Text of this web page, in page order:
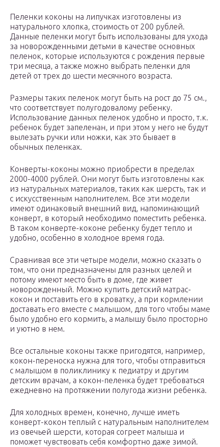
Пеленки коконы на липучках изготовлены из
натурального хлопка, стоимость от 200 рублей.
Данные пеленки могут быть использованы для ухода
за новорожденными детьми в качестве основных
пеленок, которые используются с рождения первые
три месяца, а также можно выбрать пеленки для
детей от трех до шести месячного возраста.
Размеры таких пеленок могут быть на рост до 75 см.,
что соответствует полугодовалому ребенку.
Использование данных пеленок удобно и просто, т.к.
ребенок будет запеленан, и при этом у него не будут
вылезать ручки или ножки, как это бывает в
обычных пеленках.
Конверты-коконы можно приобрести в пределах
2000-4000 рублей. Они могут быть изготовлены как
из натуральных материалов, таких как шерсть, так и
с искусственным наполнителем. Все эти модели
имеют одинаковый внешний вид, напоминающий
конверт, в который необходимо поместить ребенка.
В таком конверте-коконе ребенку будет тепло и
удобно, особенно в холодное время года.
Сравнивая все эти четыре модели, можно сказать о
том, что они предназначены для разных целей и
потому имеют место быть в доме, где живет
новорожденный. Можно купить детский матрас-
кокон и поставить его в кроватку, а при кормлении
доставать его вместе с малышом, для того чтобы маме
было удобно его кормить, а малышу было просторно
и уютно в нем.
Все остальные коконы также пригодятся, например,
кокон-переноска нужна для того, чтобы отправиться
с малышом в поликлинику к педиатру и другим
детским врачам, а кокон-пеленка будет требоваться
ежедневно на протяжении полугода жизни ребенка.
Для холодных времен, конечно, лучше иметь
конверт-кокон теплый с натуральным наполнителем
из овечьей шерсти, которая согреет малыша и
поможет чувствовать себя комфортно даже зимой.